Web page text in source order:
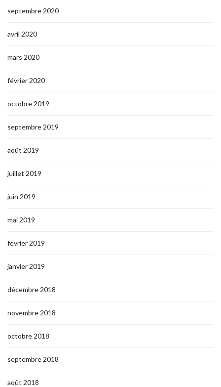
septembre 2020
avril 2020
mars 2020
février 2020
octobre 2019
septembre 2019
août 2019
juillet 2019
juin 2019
mai 2019
février 2019
janvier 2019
décembre 2018
novembre 2018
octobre 2018
septembre 2018
août 2018